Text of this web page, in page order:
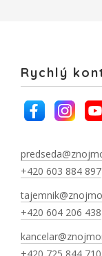
Rychlý
+420 603 884 897
+420 604 206 438